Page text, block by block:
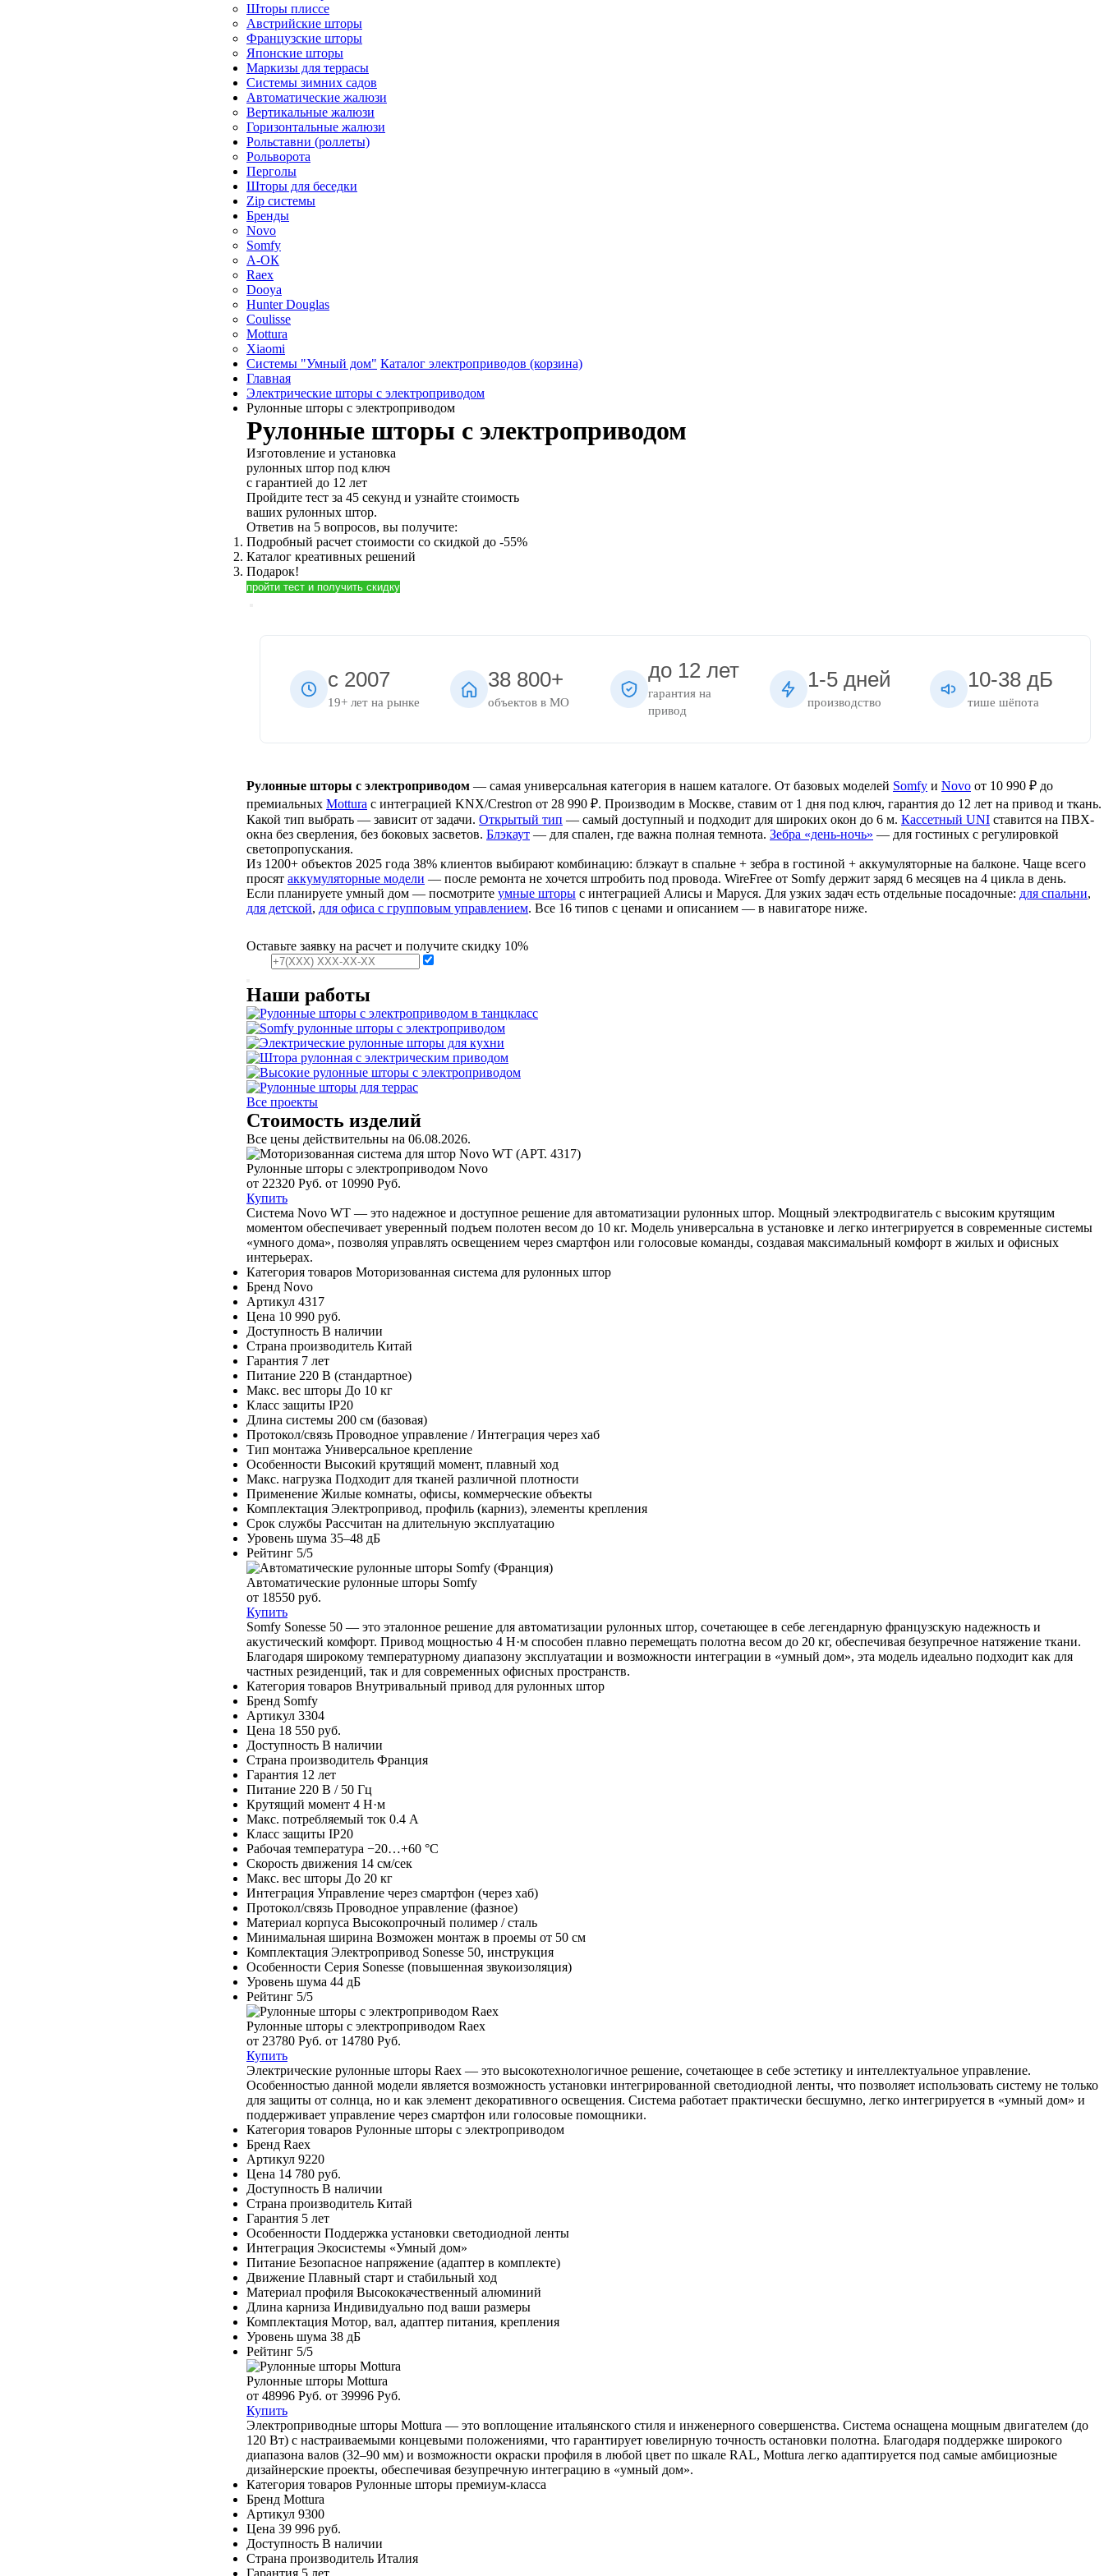
Шторы плиссе
Австрийские шторы
Французские шторы
Японские шторы
Маркизы для террасы
Системы зимних садов
Автоматические жалюзи
Вертикальные жалюзи
Горизонтальные жалюзи
Рольставни (роллеты)
Рольворота
Перголы
Шторы для беседки
Zip системы
Бренды
Novo
Somfy
А-ОК
Raex
Dooya
Hunter Douglas
Coulisse
Mottura
Xiaomi
Системы "Умный дом" Каталог электроприводов (корзина)
Главная
Электрические шторы с электроприводом
Рулонные шторы с электроприводом
Рулонные шторы с электроприводом
Изготовление и установка
рулонных штор под ключ
с гарантией до 12 лет
Пройдите тест за 45 секунд и узнайте стоимость
ваших рулонных штор.
Ответив на 5 вопросов, вы получите:
Подробный расчет стоимости со скидкой до -55%
Каталог креативных решений
Подарок!
пройти тест и получить скидку
с 2007
19+ лет на рынке
38 800+
объектов в МО
до 12 лет
гарантия на
привод
1-5 дней
производство
10-38 дБ
тише шёпота
Рулонные шторы с электроприводом — самая универсальная категория в нашем каталоге. От базовых моделей Somfy и Novo от 10 990 ₽ до
премиальных Mottura с интеграцией KNX/Crestron от 28 990 ₽. Производим в Москве, ставим от 1 дня под ключ, гарантия до 12 лет на привод и ткань.
Какой тип выбрать — зависит от задачи. Открытый тип — самый доступный и подходит для широких окон до 6 м. Кассетный UNI ставится на ПВХ-
окна без сверления, без боковых засветов. Блэкаут — для спален, где важна полная темнота. Зебра «день-ночь» — для гостиных с регулировкой
светопропускания.
Из 1200+ объектов 2025 года 38% клиентов выбирают комбинацию: блэкаут в спальне + зебра в гостиной + аккумуляторные на балконе. Чаще всего
просят аккумуляторные модели — после ремонта не хочется штробить под провода. WireFree от Somfy держит заряд 6 месяцев на 4 цикла в день.
Если планируете умный дом — посмотрите умные шторы с интеграцией Алисы и Маруся. Для узких задач есть отдельные посадочные: для спальни,
для детской, для офиса с групповым управлением. Все 16 типов с ценами и описанием — в навигаторе ниже.
Оставьте заявку на расчет и получите скидку 10%
Наши работы
Все проекты
Стоимость изделий
Все цены действительны на 06.08.2026.
Рулонные шторы с электроприводом Novo
от 22320 Руб. от 10990 Руб.
Купить
Система Novo WT — это надежное и доступное решение для автоматизации рулонных штор. Мощный электродвигатель с высоким крутящим
моментом обеспечивает уверенный подъем полотен весом до 10 кг. Модель универсальна в установке и легко интегрируется в современные системы
«умного дома», позволяя управлять освещением через смартфон или голосовые команды, создавая максимальный комфорт в жилых и офисных
интерьерах.
Категория товаров Моторизованная система для рулонных штор
Бренд Novo
Артикул 4317
Цена 10 990 руб.
Доступность В наличии
Страна производитель Китай
Гарантия 7 лет
Питание 220 В (стандартное)
Макс. вес шторы До 10 кг
Класс защиты IP20
Длина системы 200 см (базовая)
Протокол/связь Проводное управление / Интеграция через хаб
Тип монтажа Универсальное крепление
Особенности Высокий крутящий момент, плавный ход
Макс. нагрузка Подходит для тканей различной плотности
Применение Жилые комнаты, офисы, коммерческие объекты
Комплектация Электропривод, профиль (карниз), элементы крепления
Срок службы Рассчитан на длительную эксплуатацию
Уровень шума 35–48 дБ
Рейтинг 5/5
Автоматические рулонные шторы Somfy
от 18550 руб.
Купить
Somfy Sonesse 50 — это эталонное решение для автоматизации рулонных штор, сочетающее в себе легендарную французскую надежность и
акустический комфорт. Привод мощностью 4 Н·м способен плавно перемещать полотна весом до 20 кг, обеспечивая безупречное натяжение ткани.
Благодаря широкому температурному диапазону эксплуатации и возможности интеграции в «умный дом», эта модель идеально подходит как для
частных резиденций, так и для современных офисных пространств.
Категория товаров Внутривальный привод для рулонных штор
Бренд Somfy
Артикул 3304
Цена 18 550 руб.
Доступность В наличии
Страна производитель Франция
Гарантия 12 лет
Питание 220 В / 50 Гц
Крутящий момент 4 Н·м
Макс. потребляемый ток 0.4 А
Класс защиты IP20
Рабочая температура −20…+60 °C
Скорость движения 14 см/сек
Макс. вес шторы До 20 кг
Интеграция Управление через смартфон (через хаб)
Протокол/связь Проводное управление (фазное)
Материал корпуса Высокопрочный полимер / сталь
Минимальная ширина Возможен монтаж в проемы от 50 см
Комплектация Электропривод Sonesse 50, инструкция
Особенности Серия Sonesse (повышенная звукоизоляция)
Уровень шума 44 дБ
Рейтинг 5/5
Рулонные шторы c электроприводом Raex
от 23780 Руб. от 14780 Руб.
Купить
Электрические рулонные шторы Raex — это высокотехнологичное решение, сочетающее в себе эстетику и интеллектуальное управление.
Особенностью данной модели является возможность установки интегрированной светодиодной ленты, что позволяет использовать систему не только
для защиты от солнца, но и как элемент декоративного освещения. Система работает практически бесшумно, легко интегрируется в «умный дом» и
поддерживает управление через смартфон или голосовые помощники.
Категория товаров Рулонные шторы с электроприводом
Бренд Raex
Артикул 9220
Цена 14 780 руб.
Доступность В наличии
Страна производитель Китай
Гарантия 5 лет
Особенности Поддержка установки светодиодной ленты
Интеграция Экосистемы «Умный дом»
Питание Безопасное напряжение (адаптер в комплекте)
Движение Плавный старт и стабильный ход
Материал профиля Высококачественный алюминий
Длина карниза Индивидуально под ваши размеры
Комплектация Мотор, вал, адаптер питания, крепления
Уровень шума 38 дБ
Рейтинг 5/5
Рулонные шторы Mottura
от 48996 Руб. от 39996 Руб.
Купить
Электроприводные шторы Mottura — это воплощение итальянского стиля и инженерного совершенства. Система оснащена мощным двигателем (до
120 Вт) с настраиваемыми концевыми положениями, что гарантирует ювелирную точность остановки полотна. Благодаря поддержке широкого
диапазона валов (32–90 мм) и возможности окраски профиля в любой цвет по шкале RAL, Mottura легко адаптируется под самые амбициозные
дизайнерские проекты, обеспечивая безупречную интеграцию в «умный дом».
Категория товаров Рулонные шторы премиум-класса
Бренд Mottura
Артикул 9300
Цена 39 996 руб.
Доступность В наличии
Страна производитель Италия
Гарантия 5 лет